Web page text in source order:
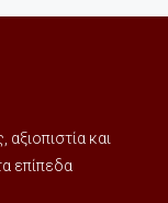
και
επίπεδα